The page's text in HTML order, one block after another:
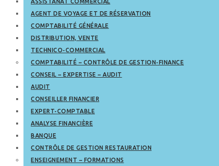
AGENT DE VOYAGE ET DE RÉSERVATION
COMPTABILITÉ GÉNÉRALE
DISTRIBUTION, VENTE
TECHNICO-COMMERCIAL
COMPTABILITÉ – CONTRÔLE DE GESTION-FINANCE
CONSEIL – EXPERTISE – AUDIT
AUDIT
CONSEILLER FINANCIER
EXPERT-COMPTABLE
ANALYSE FINANCIÈRE
BANQUE
CONTRÔLE DE GESTION RESTAURATION
ENSEIGNEMENT – FORMATIONS